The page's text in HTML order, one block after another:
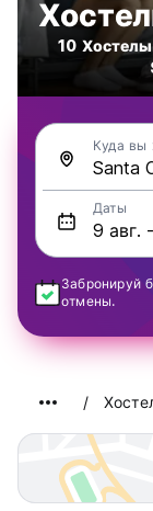
10
Куда вы
Даты
Забронируй
отмены.